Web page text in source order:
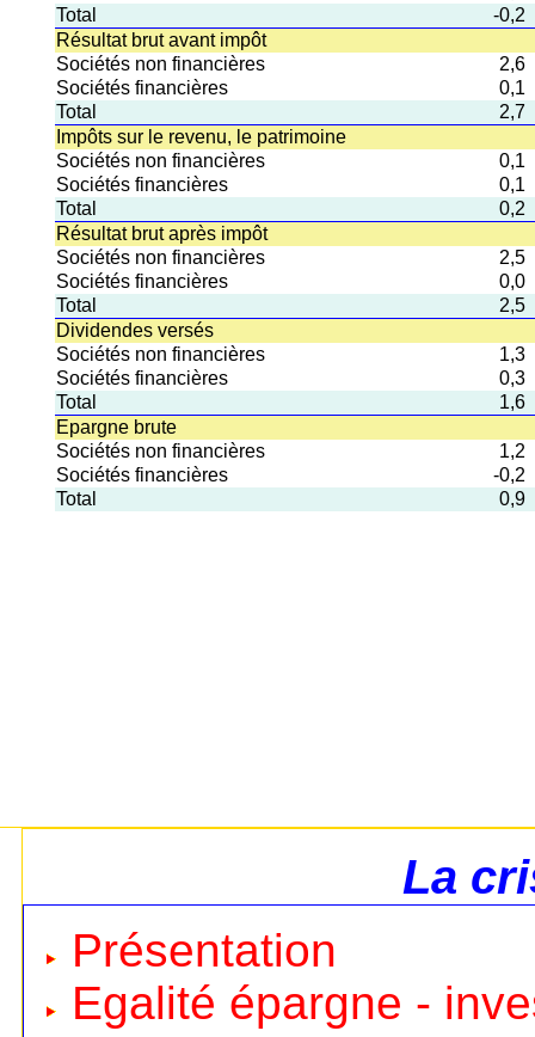
Total
-0,2
Résultat brut avant impôt
Sociétés non financières
2,6
Sociétés financières
0,1
Total
2,7
Impôts sur le revenu, le patrimoine
Sociétés non financières
0,1
Sociétés financières
0,1
Total
0,2
Résultat brut après impôt
Sociétés non financières
2,5
Sociétés financières
0,0
Total
2,5
Dividendes versés
Sociétés non financières
1,3
Sociétés financières
0,3
Total
1,6
Epargne brute
Sociétés non financières
1,2
Sociétés financières
-0,2
Total
0,9
La
Présentation
Egalité épargne -